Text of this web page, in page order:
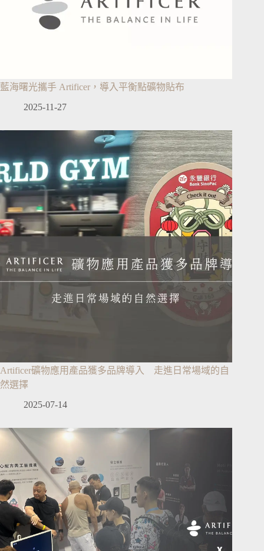
藍海曙光攜手 Artificer，導入平衡點礦物貼布
2025-11-27
Artificer礦物應用產品獲多品牌導入 走進日常場域的自
然選擇
2025-07-14